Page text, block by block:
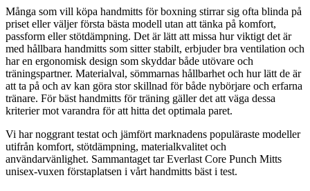
Många som vill köpa handmitts för boxning stirrar sig ofta blinda på
priset eller väljer första bästa modell utan att tänka på komfort,
passform eller stötdämpning. Det är lätt att missa hur viktigt det är
med hållbara handmitts som sitter stabilt, erbjuder bra ventilation och
har en ergonomisk design som skyddar både utövare och
träningspartner. Materialval, sömmarnas hållbarhet och hur lätt de är
att ta på och av kan göra stor skillnad för både nybörjare och erfarna
tränare. För bäst handmitts för träning gäller det att väga dessa
kriterier mot varandra för att hitta det optimala paret.
Vi har noggrant testat och jämfört marknadens populäraste modeller
utifrån komfort, stötdämpning, materialkvalitet och
användarvänlighet. Sammantaget tar Everlast Core Punch Mitts
unisex-vuxen förstaplatsen i vårt handmitts bäst i test.